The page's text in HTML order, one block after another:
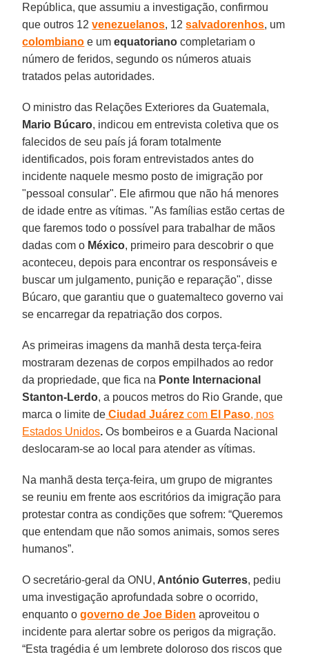
República, que assumiu a investigação, confirmou
que outros 12venezuelanos, 12salvadorenhos, um
colombiano e umequatoriano completariam o
número de feridos, segundo os números atuais
tratados pelas autoridades.
O ministro das Relações Exteriores da Guatemala,
Mario Búcaro, indicou em entrevista coletiva que os
falecidos de seu país já foram totalmente
identificados, pois foram entrevistados antes do
incidente naquele mesmo posto de imigração por
"pessoal consular". Ele afirmou que não há menores
de idade entre as vítimas. "As famílias estão certas de
que faremos todo o possível para trabalhar de mãos
dadas com o México, primeiro para descobrir o que
aconteceu, depois para encontrar os responsáveis ​​e
buscar um julgamento, punição e reparação", disse
Búcaro, que garantiu que o guatemalteco governo vai
se encarregar da repatriação dos corpos.
As primeiras imagens da manhã desta terça-feira
mostraram dezenas de corpos empilhados ao redor
da propriedade, que fica na Ponte Internacional
Stanton-Lerdo, a poucos metros do Rio Grande, que
marca o limite de Ciudad Juárez com El Paso, nos
Estados Unidos. Os bombeiros e a Guarda Nacional
deslocaram-se ao local para atender as vítimas.
Na manhã desta terça-feira, um grupo de migrantes
se reuniu em frente aos escritórios da imigração para
protestar contra as condições que sofrem: “Queremos
que entendam que não somos animais, somos seres
humanos”.
O secretário-geral da ONU, António Guterres, pediu
uma investigação aprofundada sobre o ocorrido,
enquanto ogoverno de Joe Biden aproveitou o
incidente para alertar sobre os perigos da migração.
“Esta tragédia é um lembrete doloroso dos riscos que